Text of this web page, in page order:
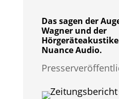
Das sagen der
Wagner und der
Nuance Audio.